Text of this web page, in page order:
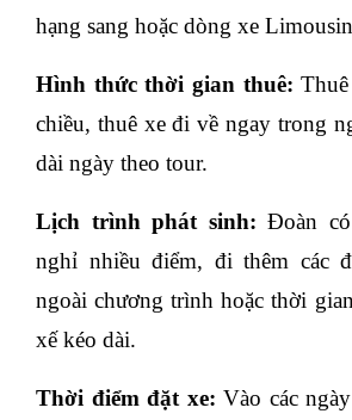
hạng sang hoặc dòng xe
Hình thức thời gian thuê:
chiều, thuê xe đi về ngay trong
dài ngày theo tour.
Lịch trình phát sinh: Đoàn
nghỉ nhiều điểm, đi thêm các
ngoài chương trình hoặc thời
xế kéo dài.
Thời điểm đặt xe: Vào các